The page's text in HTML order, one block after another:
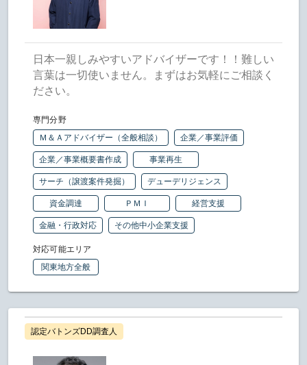
日本一親しみやすいアドバイザーです！！難しい
言葉は一切使いません。まずはお気軽にご相談く
ださい。
専門分野
Ｍ＆Ａアドバイザー（全般相談）
企業／事業評価
企業／事業概要書作成 事業再生
サーチ（譲渡案件発掘） デューデリジェンス
資金調達 ＰＭＩ 経営支援
金融・行政対応 その他中小企業支援
対応可能エリア
関東地方全般
認定バトンズDD調査人